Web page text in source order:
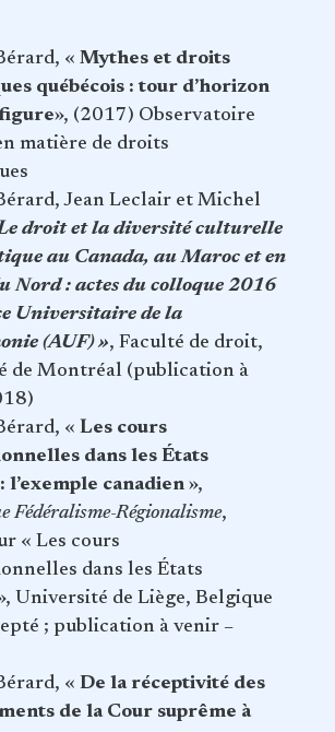
« Mythes et droits
québécois : tour d’horizon
», (2017) Observatoire
matière de droits
Jean Leclair et Michel
droit et la diversité culturelle
au Canada, au Maroc et en
Nord : actes du colloque 2016
Universitaire de la
(AUF) », Faculté de droit,
de Montréal (publication à
« Les cours
dans les États
l’exemple canadien »,
Fédéralisme-Régionalisme,
« Les cours
dans les États
Université de Liège, Belgique
; publication à venir –
« De la réceptivité des
de la Cour suprême à